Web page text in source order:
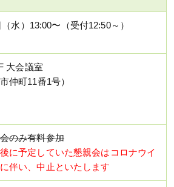
水）13:00〜（受付12:50～）
大会議室
仲町11番1号）
のみ有料参加
に予定していた懇親会はコロナウイ
伴い、中止といたします